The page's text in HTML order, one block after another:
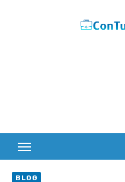
BLOG